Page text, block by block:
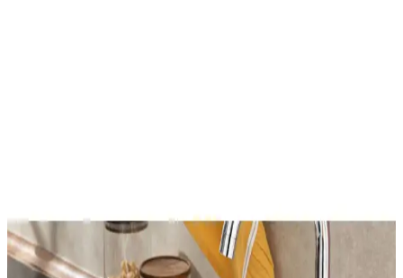
Homie Line 3 Parça Kare Lavabo Banyo Seti
Modern ve Dayanıklı Tasarım